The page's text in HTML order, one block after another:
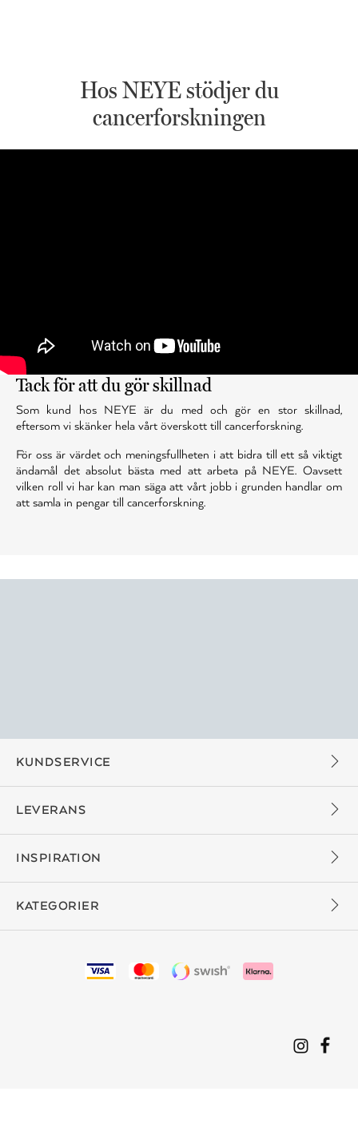
Hos NEYE stödjer du
cancerforskningen
Tack för att du gör skillnad
Som kund hos NEYE är du med och gör en stor skillnad,
eftersom vi skänker hela vårt överskott till cancerforskning.
För oss är värdet och meningsfullheten i att bidra till ett så viktigt
ändamål det absolut bästa med att arbeta på NEYE. Oavsett
vilken roll vi har kan man säga att vårt jobb i grunden handlar om
att samla in pengar till cancerforskning.
KUNDSERVICE
LEVERANS
INSPIRATION
KATEGORIER